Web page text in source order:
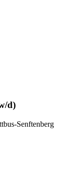
d)
Senftenberg